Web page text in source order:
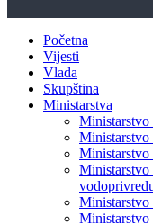
Početna
Vijesti
Vlada
Skupština
Ministarstva
Ministarstvo
Ministarstvo
Ministarstvo
Ministarstvo
Ministarstvo
Ministarstvo